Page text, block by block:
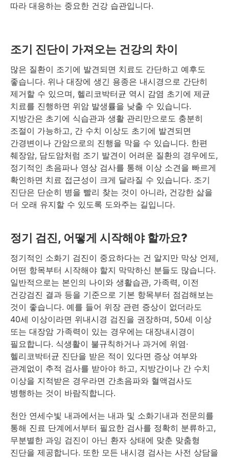
따라 대응하는 중요한 건강 습관입니다.
조기 진단이 가져오는 건강의 차이
많은 질환이 조기에 발견되면 치료도 간단하고 예후도
좋습니다. 위나 대장에 생긴 용종은 내시경으로 간단히
제거할 수 있으며, 헬리코박터균 역시 감염 초기에 제균
치료를 진행하면 위암 발생률을 낮출 수 있습니다.
지방간은 초기에 식습관과 생활 관리만으로도 충분히
조절이 가능하고, 간 수치 이상도 초기에 발견되면
간경변이나 간암으로의 진행을 막을 수 있습니다. 한편
췌장암, 담도암처럼 조기 발견이 어려운 질환의 경우에도,
정기적인 초음파나 영상 검사를 통해 이상 소견을 빠르게
확인하면 치료 접근성이 크게 달라질 수 있습니다. 조기
진단은 단순히 병을 빨리 찾는 것이 아니라, 건강한 삶을
더 오래 유지할 수 있도록 도와주는 길입니다.
정기 검진, 어떻게 시작해야 할까요?
정기적인 소화기 검진이 중요하다는 건 알지만 막상 언제,
어떤 항목부터 시작해야 할지 막막하신 분들도 많습니다.
일반적으로는 본인의 나이와 생활습관, 가족력, 이전
건강검진 결과 등을 기준으로 기본 항목부터 점검해보는
것이 좋습니다. 예를 들어 위장 관련 증상이 없더라도
40세 이상이라면 위내시경 검진을 권장하며, 50세 이상
또는 대장암 가족력이 있는 경우에는 대장내시경이
필요합니다. 식생활이 불규칙하거나 과거에 위염·
헬리코박터균 진단을 받은 적이 있다면 증상 여부와
관계없이 추적 검사를 받아야 하고, 지방간이나 간 수치
이상을 지적받은 경우라면 간초음파와 혈액검사도
병행하는 것이 바람직합니다.
천안 연세수빛 내과에서는 내과 및 소화기내과 전문의를
통해 진료 단계에서부터 필요한 검사를 정확히 분류하고,
무분별한 과잉 검진이 아닌 환자 상태에 맞춘 맞춤형
진단을 제공합니다. 또한 모든 내시경 검사는 사전 상담을